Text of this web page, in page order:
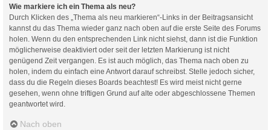
Wie markiere ich ein Thema als neu?
Durch Klicken des „Thema als neu markieren“-Links in der Beitragsansicht
kannst du das Thema wieder ganz nach oben auf die erste Seite des Forums
holen. Wenn du den entsprechenden Link nicht siehst, dann ist die Funktion
möglicherweise deaktiviert oder seit der letzten Markierung ist nicht
genügend Zeit vergangen. Es ist auch möglich, das Thema nach oben zu
holen, indem du einfach eine Antwort darauf schreibst. Stelle jedoch sicher,
dass du die Regeln dieses Boards beachtest! Es wird meist nicht gerne
gesehen, wenn ohne triftigen Grund auf alte oder abgeschlossene Themen
geantwortet wird.
Nach oben